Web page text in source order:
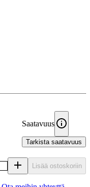
Saatavuus
Tarkista saatavuus
Lisää ostoskoriin